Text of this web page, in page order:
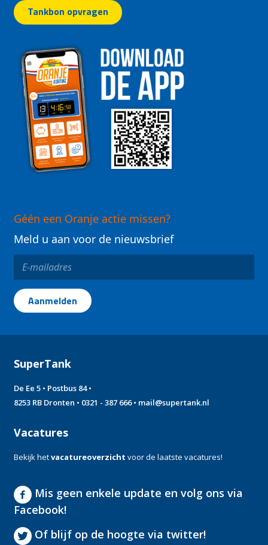
Tankbon opvragen
Géén een Oranje actie missen?
Meld u aan voor de nieuwsbrief
SuperTank
De Ee 5 • Postbus 84 •
8253 RB Dronten • 0321 - 387 666• mail@supertank.nl
Vacatures
Bekijk hetvacatureoverzicht voor de laatste vacatures!
Mis geen enkele update en volg ons via
Facebook!
Of blijf op de hoogte via twitter!